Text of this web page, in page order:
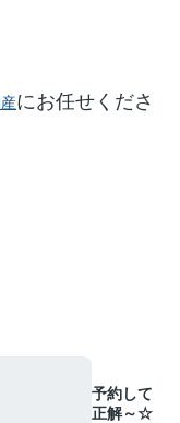
にお任せくださ
予約して
正解～☆